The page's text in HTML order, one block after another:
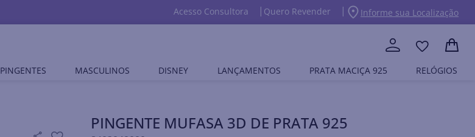
Acesso Consultora Quero Revender Informe sua Localização
PINGENTES MASCULINOS DISNEY LANÇAMENTOS PRATA MACIÇA 925 RELÓGIOS
PINGENTE MUFASA 3D DE PRATA 925